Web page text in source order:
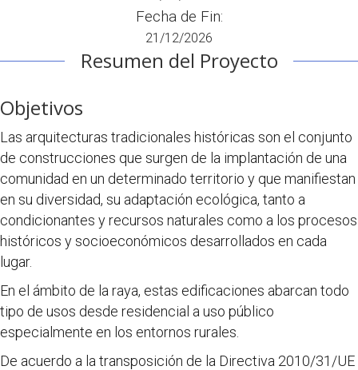
Fecha de Fin:
21/12/2026
Resumen del Proyecto
Objetivos
Las arquitecturas tradicionales históricas son el conjunto
de construcciones que surgen de la implantación de una
comunidad en un determinado territorio y que manifiestan
en su diversidad, su adaptación ecológica, tanto a
condicionantes y recursos naturales como a los procesos
históricos y socioeconómicos desarrollados en cada
lugar.
En el ámbito de la raya, estas edificaciones abarcan todo
tipo de usos desde residencial a uso público
especialmente en los entornos rurales.
De acuerdo a la transposición de la Directiva 2010/31/UE